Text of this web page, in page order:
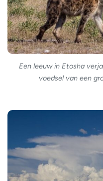
Een leeuw in Etosha
voedsel van een